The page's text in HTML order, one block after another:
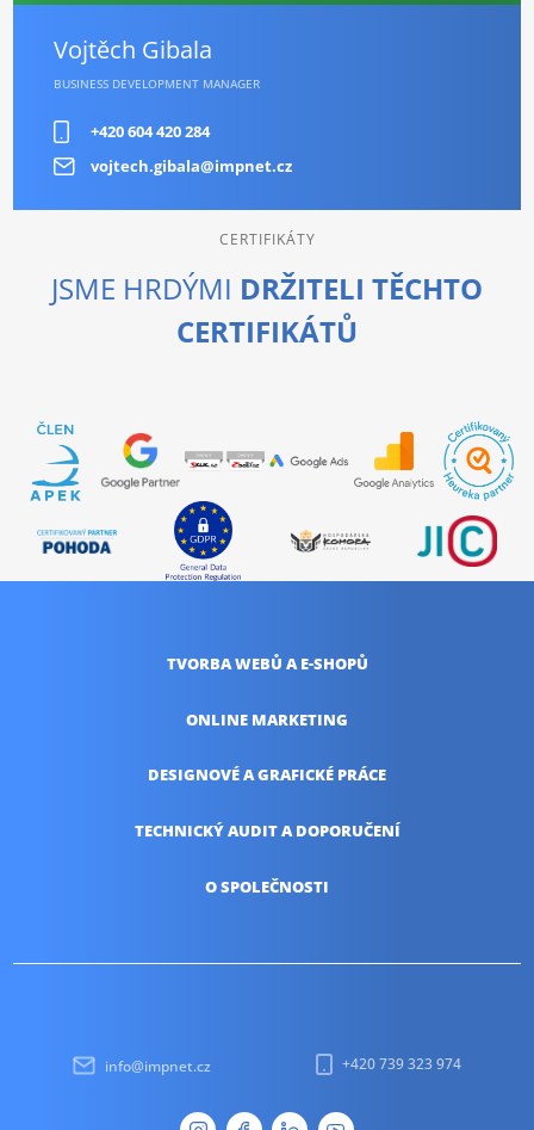
Vojtěch Gibala
BUSINESS DEVELOPMENT MANAGER
+420 604 420 284
vojtech.gibala@impnet.cz
CERTIFIKÁTY
JSME HRDÝMI DRŽITELI TĚCHTO
CERTIFIKÁTŮ
TVORBA WEBŮ A E-SHOPŮ
ONLINE MARKETING
DESIGNOVÉ AGRAFICKÉ PRÁCE
TECHNICKÝ AUDITA DOPORUČENÍ
O SPOLEČNOSTI
info@impnet.cz +420 739 323 974